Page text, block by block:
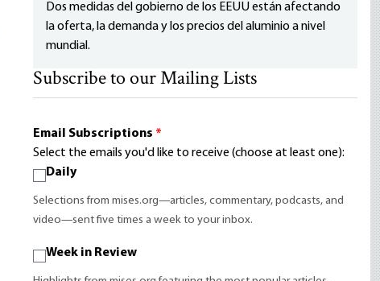
Dos medidas del gobierno de los EEUU están afectando
la oferta, la demanda y los precios del aluminio a nivel
mundial.
Subscribe to our Mailing Lists
Email Subscriptions *
Select the emails you'd like to receive (choose at least one):
Daily
Selections from mises.org—articles, commentary, podcasts, and
video—sent five times a week to your inbox.
Week in Review